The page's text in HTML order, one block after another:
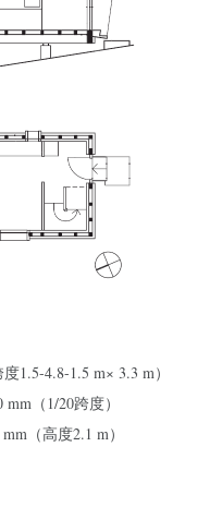
1.5-4.8-1.5 m× 3.3 m）
（1/20跨度）
（高度2.1 m）